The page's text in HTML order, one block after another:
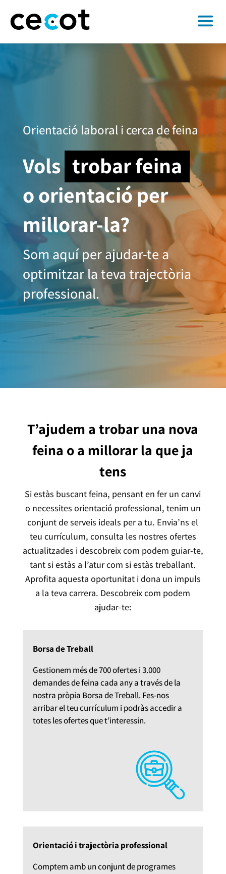
Orientació laboral i cerca de feina
Vols trobar feina
o orientació per
millorar-la?
Som aquí per ajudar-te a
optimitzar la teva trajectòria
professional.
T’ajudem a trobar una nova
feina o a millorar la que ja
tens
Si estàs buscant feina, pensant en fer un canvi
o necessites orientació professional, tenim un
conjunt de serveis ideals per a tu. Envia’ns el
teu currículum, consulta les nostres ofertes
actualitzades i descobreix com podem guiar-te,
tant si estàs a l’atur com si estàs treballant.
Aprofita aquesta oportunitat i dona un impuls
a la teva carrera. Descobreix com podem
ajudar-te:
Borsa de Treball
Gestionem més de 700 ofertes i 3.000
demandes de feina cada any a través de la
nostra pròpia Borsa de Treball. Fes-nos
arribar el teu currículum i podràs accedir a
totes les ofertes que t’interessin.
Orientació i trajectòria professional
Comptem amb un conjunt de programes